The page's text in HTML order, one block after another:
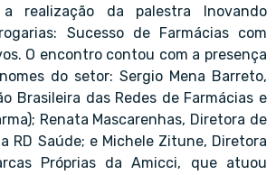
realização da palestra Inovando
Sucesso de Farmácias com
O encontro contou com a presença
do setor: Sergio Mena Barreto,
Brasileira das Redes de Farmácias e
Renata Mascarenhas, Diretora de
RD Saúde; e Michele Zitune, Diretora
Próprias da Amicci, que atuou